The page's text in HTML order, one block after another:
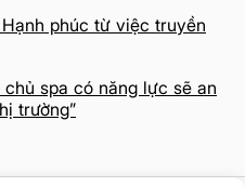
phúc từ việc truyền
chủ spa có năng lực sẽ an
trường”